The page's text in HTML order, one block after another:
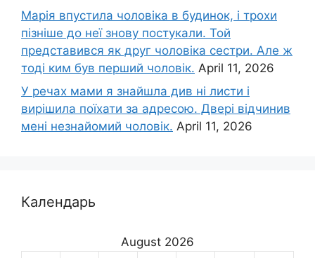
Марія впустила чоловіка в будинок, і трохи
пізніше до неї знову постукали. Той
представився як друг чоловіка сестри. Але ж
тоді ким був перший чоловік. April 11, 2026
У речах мами я знайшла див ні листи і
вирішила поїхати за адресою. Двері відчинив
мені незнайомий чоловік. April 11, 2026
Календарь
August 2026